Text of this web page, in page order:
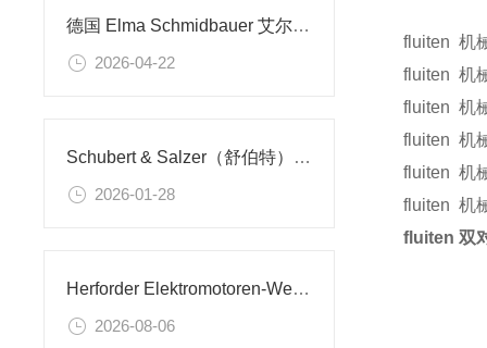
德国 Elma Schmidbauer 艾尔玛超声波清洗机 Elmasonic 全系列实验室工业
2026-04-22
Schubert & Salzer（舒伯特）阀门通用工程核心型号
2026-01-28
Herforder Elektromotoren‑Werke 制动防爆电机应用解析
2026-08-06
fluiten 机
fluiten 机
fluiten 机
fluiten 机
fluiten 机
fluiten 机
fluiten 双